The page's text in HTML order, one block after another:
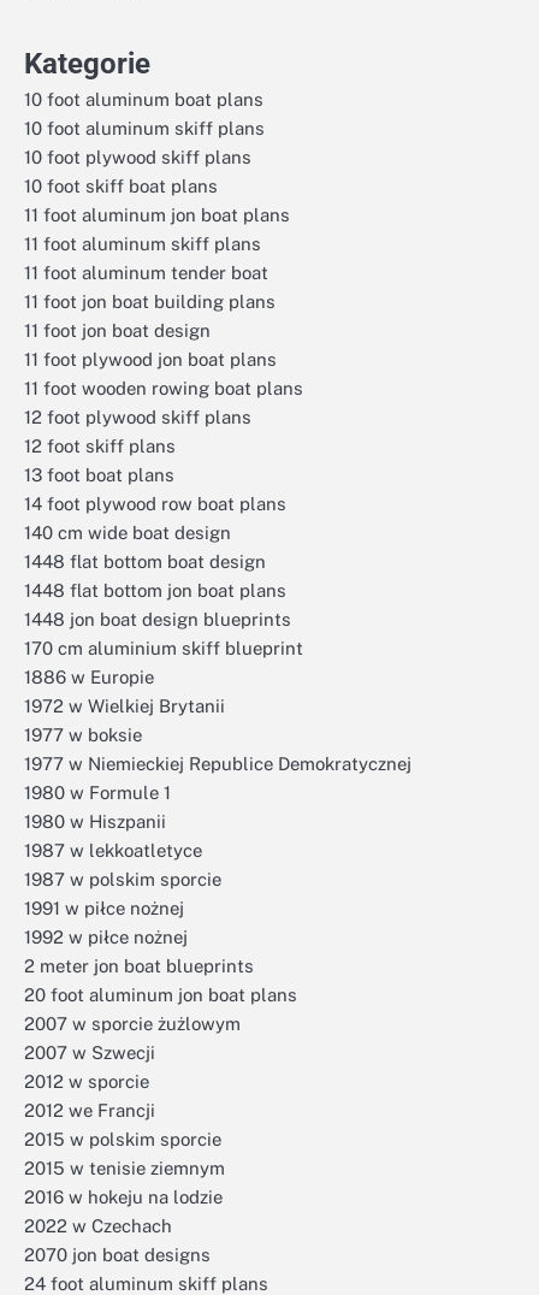
Kategorie
10 foot aluminum boat plans
10 foot aluminum skiff plans
10 foot plywood skiff plans
10 foot skiff boat plans
11 foot aluminum jon boat plans
11 foot aluminum skiff plans
11 foot aluminum tender boat
11 foot jon boat building plans
11 foot jon boat design
11 foot plywood jon boat plans
11 foot wooden rowing boat plans
12 foot plywood skiff plans
12 foot skiff plans
13 foot boat plans
14 foot plywood row boat plans
140 cm wide boat design
1448 flat bottom boat design
1448 flat bottom jon boat plans
1448 jon boat design blueprints
170 cm aluminium skiff blueprint
1886 w Europie
1972 w Wielkiej Brytanii
1977 w boksie
1977 w Niemieckiej Republice Demokratycznej
1980 w Formule 1
1980 w Hiszpanii
1987 w lekkoatletyce
1987 w polskim sporcie
1991 w piłce nożnej
1992 w piłce nożnej
2 meter jon boat blueprints
20 foot aluminum jon boat plans
2007 w sporcie żużlowym
2007 w Szwecji
2012 w sporcie
2012 we Francji
2015 w polskim sporcie
2015 w tenisie ziemnym
2016 w hokeju na lodzie
2022 w Czechach
2070 jon boat designs
24 foot aluminum skiff plans